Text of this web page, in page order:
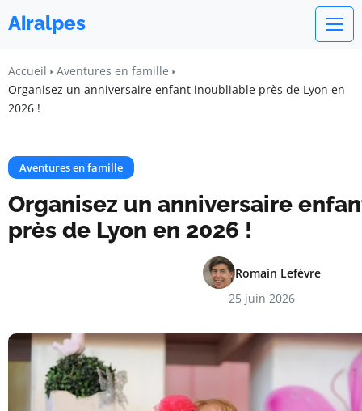
Airalpes
Accueil
Aventures en famille
Organisez un anniversaire enfant inoubliable près de Lyon en
2026 !
Aventures en famille
Organisez un anniversaire
près de Lyon en 2026 !
Romain Lefèvre
25 juin 2026